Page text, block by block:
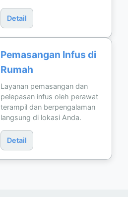
Detail
Pemasangan Infus di
Rumah
Layanan pemasangan dan
pelepasan infus oleh perawat
terampil dan berpengalaman
langsung di lokasi Anda.
Detail